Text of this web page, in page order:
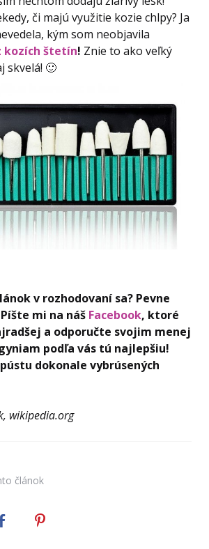
či majú využitie kozie chlpy? Ja
kým som neobjavila
kozích štetín! Znie to ako veľký
skvelá! 🙂
v rozhodovaní sa? Pevne
mi na náš Facebook, ktoré
a odporučte svojim menej
podľa vás tú najlepšiu!
dokonale vybrúsených
wikipedia.org
článok